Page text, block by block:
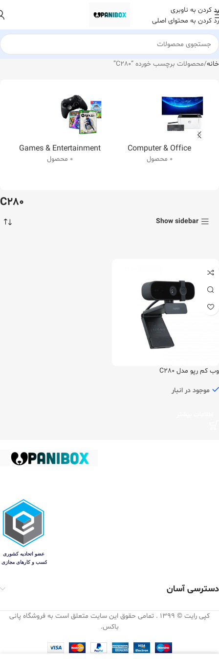
رد کردن به ناوبری
رد کردن به محتوای اصلی
خانه محصولات برچسب خورده “C280”
Computer & Office
0 محصول
Games & Entertainment
0 محصول
C280
Show sidebar
وب کم رپو مدل C280
موجود در انبار
دسترسی آسان
کپی رایت © 1399 . تمامی حقوق این سایت متعلق است به فروشگاه پانی
باکس.